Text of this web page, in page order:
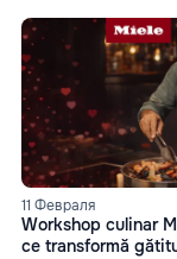
11 Февраля
Workshop culinar
ce transformă